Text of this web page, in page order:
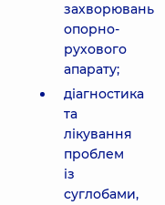
захворювань
опорно-
рухового
апарату;
діагностика
та
лікування
проблем
із
суглобами,